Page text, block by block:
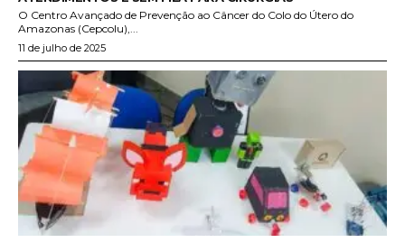
O Centro Avançado de Prevenção ao Câncer do Colo do Útero do
Amazonas (Cepcolu),...
11 de julho de 2025